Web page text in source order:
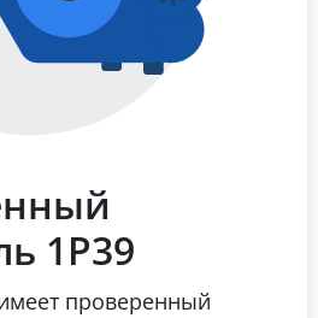
1Р39
проверенный